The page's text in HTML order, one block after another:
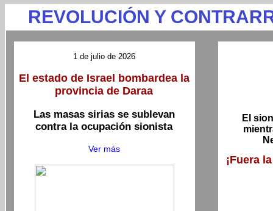
REVOLUCIÓN Y
1 de julio de 2026
El estado de Israel bombardea la
provincia de Daraa
Las masas sirias se sublevan
contra la ocupación sionista
Ver más
El
¡Fuera